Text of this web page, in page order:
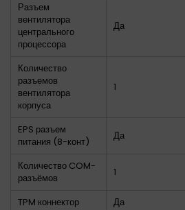
Разъем
вентилятора
центрального
процессора
Да
Количество
разъемов
вентилятора
корпуса
1
EPS разъем
питания (8-конт)
Да
Количество COM-
разъёмов
1
TPM коннектор
Да